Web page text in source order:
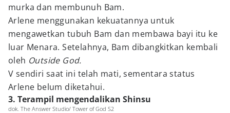
murka dan membunuh Bam.
Arlene menggunakan kekuatannya untuk
mengawetkan tubuh Bam dan membawa bayi itu ke
luar Menara. Setelahnya, Bam dibangkitkan kembali
oleh Outside God.
V sendiri saat ini telah mati, sementara status
Arlene belum diketahui.
3. Terampil mengendalikan Shinsu
dok. The Answer Studio/ Tower of God S2